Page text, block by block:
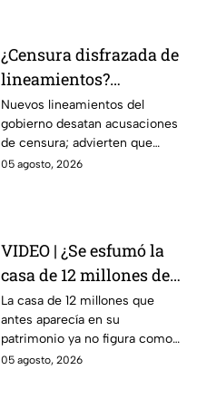
¿Censura disfrazada de
lineamientos?
Gobierno podría
decidir qué es verdad y
qué mentira; advierte
Maru Campos
Nuevos lineamientos del
gobierno desatan acusaciones
de censura; advierten que
permitirían decidir qué es
05 agosto, 2026
VIDEO | ¿Se esfumó la
casa de 12 millones de
Noroña? Esto
respondió sobre su
declaración
patrimonial 2026
La casa de 12 millones que
antes aparecía en su
patrimonio ya no figura como
inmueble en su declaración.
05 agosto, 2026